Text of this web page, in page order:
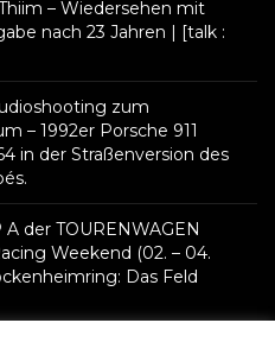
– Wiedersehen mit
nach 23 Jahren | [talk :
zum
– 1992er Porsche 911
in der Straßenversion des
der TOURENWAGEN
Weekend (02. – 04.
Das Feld